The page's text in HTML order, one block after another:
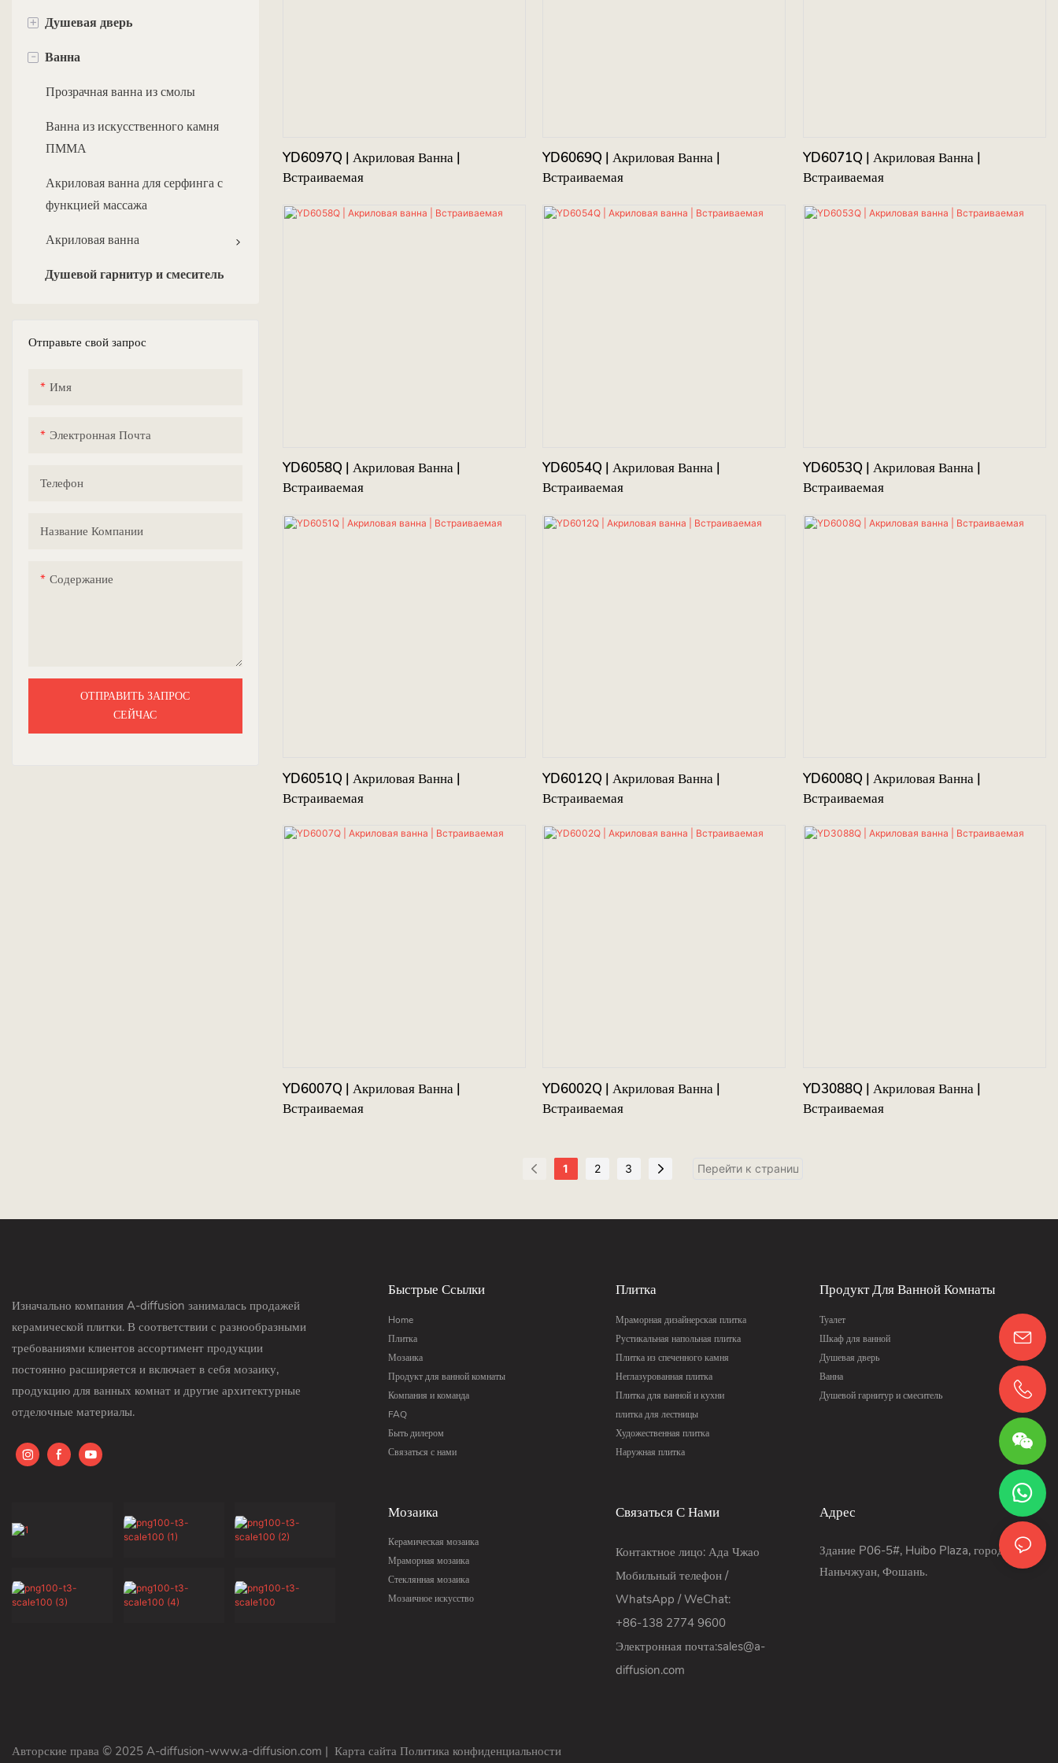
Туалет сертифицирован по
Писсуар
Туалет типа
&quot;приседание&quot;
ПВХ (углеродистая сталь) шкаф
Деревянный шкаф
Алюминиевый корпус
Туалетный столик из спеченного
камня
+ Душевая дверь
Панели для ванных комнат серии
серии WW
Серия GR - Тонкий,
соотношение цены и качества,
Телескопические телескопы серии
- Ванна
Прозрачная ванна из смолы
Ванна из искусственного камня
ПММА
Акриловая ванна для серфинга с
функцией массажа
Акриловая ванна
Душевой гарнитур и смеситель
Отправьте свой запрос
Имя
Электронная Почта
Телефон
Название Компании
Содержание
ОТПРАВИТЬ ЗАПРОС
СЕЙЧАС
YD6097Q | Акриловая Ванна |
Встраиваемая
YD6069Q | Акриловая Ванна |
Встраиваемая
YD6071Q | Акриловая Ванна |
Встраиваемая
YD6058Q | Акриловая Ванна |
Встраиваемая
YD6054Q | Акриловая Ванна |
Встраиваемая
YD6053Q | Акриловая Ванна |
Встраиваемая
YD6051Q | Акриловая Ванна |
Встраиваемая
YD6012Q | Акриловая Ванна |
Встраиваемая
YD6008Q | Акриловая Ванна |
Встраиваемая
YD6007Q | Акриловая Ванна |
Встраиваемая
YD6002Q | Акриловая Ванна |
Встраиваемая
YD3088Q | Акриловая Ванна |
Встраиваемая
1 2 3
Изначально компания A-diffusion занималась продажей
керамической плитки. В соответствии с разнообразными
требованиями клиентов ассортимент продукции
постоянно расширяется и включает в себя мозаику,
продукцию для ванных комнат и другие архитектурные
отделочные материалы.
Быстрые Ссылки
Home
Плитка
Мозаика
Продукт для ванной комнаты
Компания и команда
FAQ
Быть дилером
Связаться с нами
Плитка
Мраморная дизайнерская плитка
Рустикальная напольная плитка
Плитка из спеченного камня
Неглазурованная плитка
Плитка для ванной и кухни
плитка для лестницы
Художественная плитка
Наружная плитка
Продукт Для Ванной Комнаты
Туалет
Шкаф для ванной
Душевая дверь
Ванна
Душевой гарнитур и смеситель
Мозаика
Керамическая мозаика
Мраморная мозаика
Стеклянная мозаика
Мозаичное искусство
Связаться С Нами
Контактное лицо: Ада Чжао
Мобильный телефон /
WhatsApp / WeChat:
+86-138 2774 9600
Электронная почта:sales@a-
diffusion.com
Адрес
Здание P06-5#, Huibo Plaza, город
Наньчжуан, Фошань.
Авторские права © 2025 A-diffusion-www.a-diffusion.com | Карта сайта Политика конфиденциальности